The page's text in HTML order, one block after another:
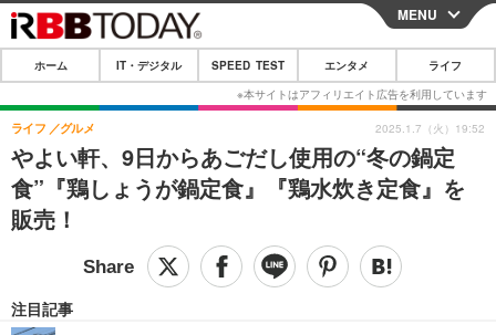
CLOSE
ホーム
IT・デジタル
IT・デジタルTOP スマートフォン
ガジェット・ツール
ショッピング その他
SPEED TEST
エンタメ
エンタメTOP 映画・ドラマ
リリース一覧
MENU
ホーム IT・デジタル SPEED TEST エンタメ ライフ
やよい軒、9日からあごだし使用の“冬の鍋定
食”『鶏しょうが鍋定食』『鶏水炊き定食』を
販売！
ライフ グルメ
注目記事
2025.1.7（火）19:52